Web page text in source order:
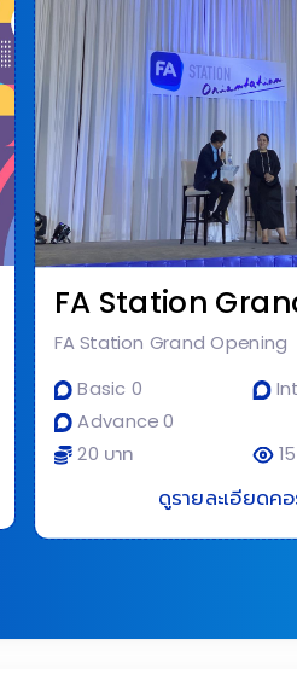
FA Station
Opening
FA Station Grand Opening
Basic 0
Advance 0
20 บาท
ดูรายละเอียดค